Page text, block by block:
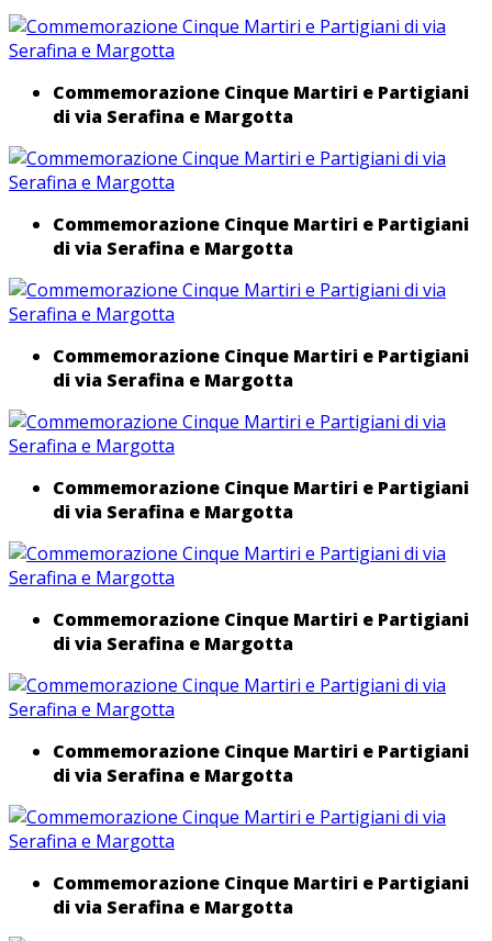
Commemorazione Cinque Martiri e Partigiani
di via Serafina e Margotta
Commemorazione Cinque Martiri e Partigiani
di via Serafina e Margotta
Commemorazione Cinque Martiri e Partigiani
di via Serafina e Margotta
Commemorazione Cinque Martiri e Partigiani
di via Serafina e Margotta
Commemorazione Cinque Martiri e Partigiani
di via Serafina e Margotta
Commemorazione Cinque Martiri e Partigiani
di via Serafina e Margotta
Commemorazione Cinque Martiri e Partigiani
di via Serafina e Margotta